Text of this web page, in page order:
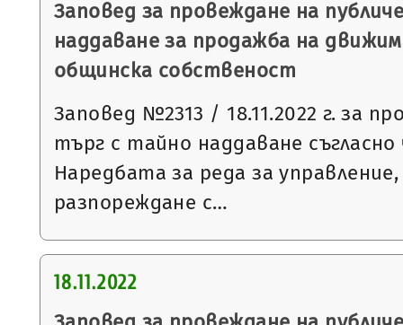
Заповед за провеждане на
наддаване за продажба на
общинска собственост
Заповед №2313 / 18.11.2022 г. за
търг с тайно наддаване съгласно
Наредбата за реда за
разпореждане с…
18.11.2022